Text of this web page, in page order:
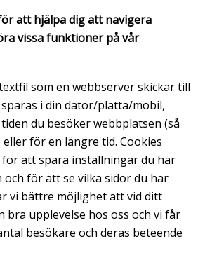
att hjälpa dig att navigera
vissa funktioner på vår
som en webbserver skickar till
i din dator/platta/mobil,
du besöker webbplatsen (så
för en längre tid. Cookies
att spara inställningar du har
för att se vilka sidor du har
vi bättre möjlighet att vid ditt
bra upplevelse hos oss och vi får
besökare och deras beteende